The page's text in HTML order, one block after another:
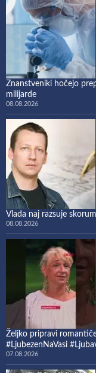
Znanstveniki hočejo
milijarde
08.08.2026
Vlada naj razsuje
08.08.2026
Željko pripravi
#LjubezenNaVasi
07.08.2026